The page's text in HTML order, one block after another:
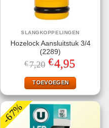
SLANGKOPPELINGEN
Hozelock Aansluitstuk 3/4
(2289)
€7,20 Oorspronkelijke
prijs
was:
€7,20.
€4,95
is:
€4,95.
TOEVOEGEN
-67%